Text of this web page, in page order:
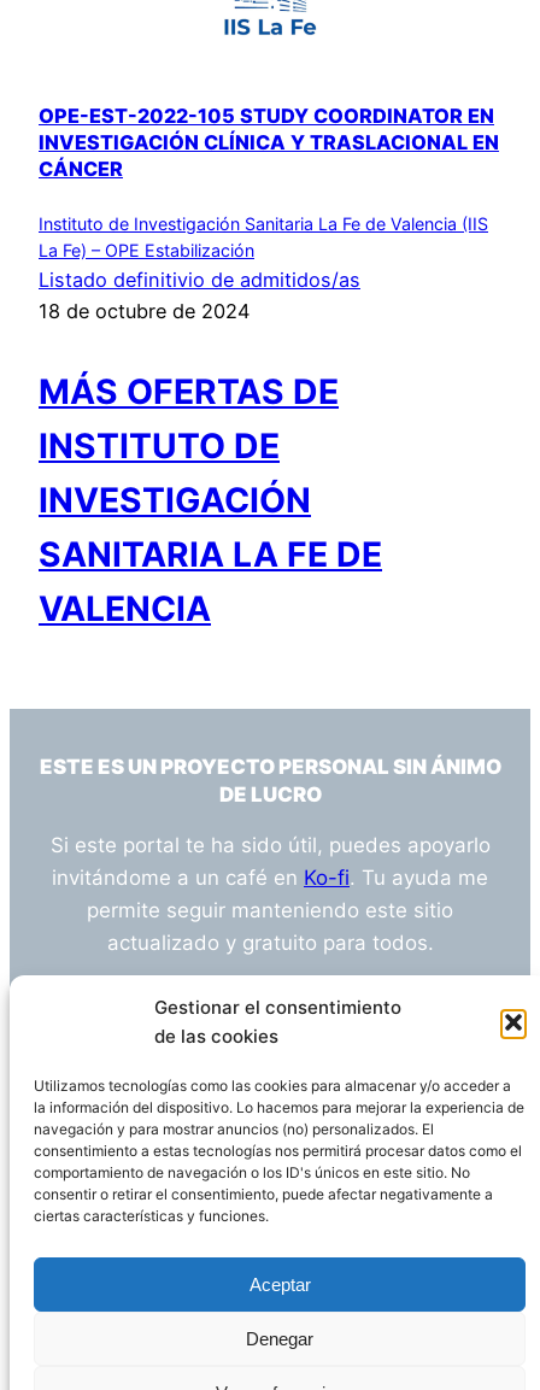
Gestionar el consentimiento
de las cookies
Utilizamos tecnologías como las cookies para almacenar y/o acceder a
la información del dispositivo. Lo hacemos para mejorar la experiencia de
navegación y para mostrar anuncios (no) personalizados. El
consentimiento a estas tecnologías nos permitirá procesar datos como el
comportamiento de navegación o los ID's únicos en este sitio. No
consentir o retirar el consentimiento, puede afectar negativamente a
ciertas características y funciones.
Aceptar
Denegar
OPE-EST-2022-105 STUDY COORDINATOR EN
INVESTIGACIÓN CLÍNICA Y TRASLACIONAL EN
CÁNCER
Instituto de Investigación Sanitaria La Fe de Valencia (IIS
La Fe) – OPE Estabilización
Listado definitivio de admitidos/as
18 de octubre de 2024
MÁS OFERTAS DE
INSTITUTO DE
INVESTIGACIÓN
SANITARIA LA FE DE
VALENCIA
ESTE ES UN PROYECTO PERSONAL SIN ÁNIMO
DE LUCRO
Si este portal te ha sido útil, puedes apoyarlo
invitándome a un café en Ko-fi. Tu ayuda me
permite seguir manteniendo este sitio
actualizado y gratuito para todos.
¿Tienes alguna duda o sugerencia? Escríbeme
info@empleosanitarioinvestigacion.es
Descargo de Responsabilidad
Declaración de Privacidad Política de cookies
WordPress
Página administrada por Javier Ripoll